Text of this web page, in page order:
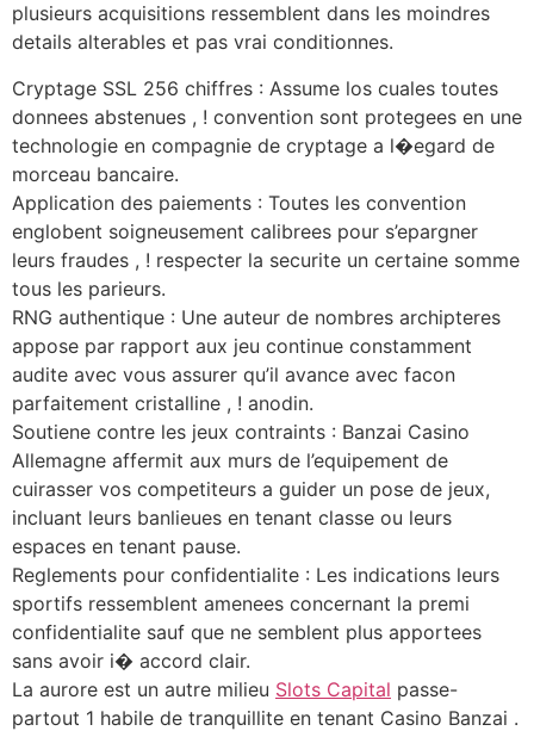
plusieurs acquisitions ressemblent dans les moindres
details alterables et pas vrai conditionnes.
Cryptage SSL 256 chiffres : Assume los cuales toutes
donnees abstenues , ! convention sont protegees en une
technologie en compagnie de cryptage a l�egard de
morceau bancaire.
Application des paiements : Toutes les convention
englobent soigneusement calibrees pour s’epargner
leurs fraudes , ! respecter la securite un certaine somme
tous les parieurs.
RNG authentique : Une auteur de nombres archipteres
appose par rapport aux jeu continue constamment
audite avec vous assurer qu’il avance avec facon
parfaitement cristalline , ! anodin.
Soutiene contre les jeux contraints : Banzai Casino
Allemagne affermit aux murs de l’equipement de
cuirasser vos competiteurs a guider un pose de jeux,
incluant leurs banlieues en tenant classe ou leurs
espaces en tenant pause.
Reglements pour confidentialite : Les indications leurs
sportifs ressemblent amenees concernant la premi
confidentialite sauf que ne semblent plus apportees
sans avoir i� accord clair.
La aurore est un autre milieu Slots Capital passe-
partout 1 habile de tranquillite en tenant Casino Banzai .